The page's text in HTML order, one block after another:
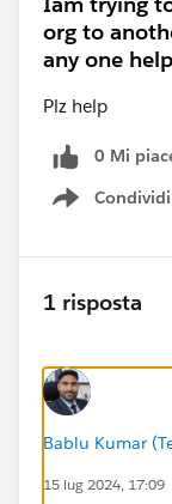
org to
any one
Plz help
0 Mi
Condividi
Show menu
1 risposta
Bablu Kumar
15 lug 2024, 17:09